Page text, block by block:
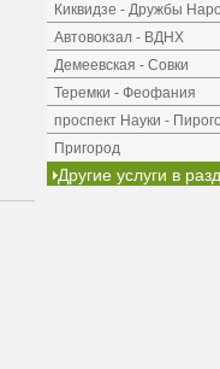
Киквидзе - Дружбы
Автовокзал - ВДНХ
Демеевская - Совки
Теремки - Феофания
проспект Науки -
Пригород
Другие услуги в